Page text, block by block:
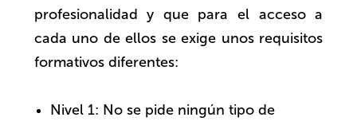
profesionalidad y que para el acceso a
cada uno de ellos se exige unos requisitos
formativos diferentes:
Nivel 1: No se pide ningún tipo de